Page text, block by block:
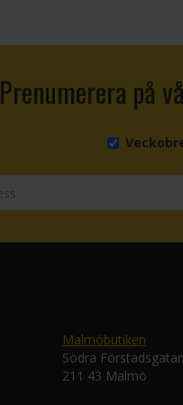
Prenumerera på
Malmöbutiken
Södra
211 43 Malmö